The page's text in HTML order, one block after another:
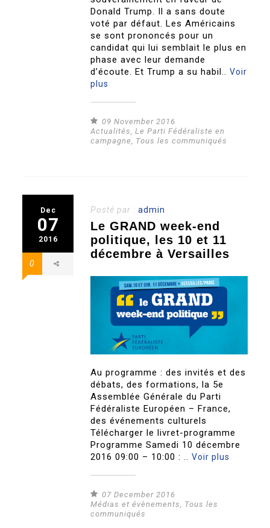
Donald Trump. Il a sans doute
voté par défaut. Les Américains
se sont prononcés pour un
candidat qui lui semblait le plus en
phase avec leur demande
d’écoute. Et Trump a su habil..Voir
plus
09 November 2016
Actualités ,Le Parti Fédéraliste en
campagne
Tous les communiqués
Dec
07
2016
0
Posté par :admin
Le GRAND week-end
politique, les 10 et 11
décembre à Versailles
Au programme : des invités et des
débats, des formations, la 5e
Assemblée Générale du Parti
Fédéraliste Européen – France,
des événements culturels
Télécharger le livret-programme
Programme Samedi 10 décembre
2016 09:00 – 10:00 : ..Voir plus
07 December 2016
Médias et évènements
Tous les
communiqués